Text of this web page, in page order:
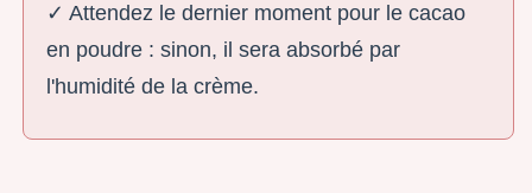
✓ Attendez le dernier moment pour le cacao
en poudre : sinon, il sera absorbé par
l'humidité de la crème.